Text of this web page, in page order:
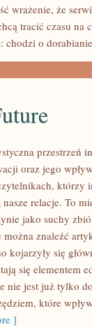
wrażenie, że
tracić czasu na
chodzi o dorabianie
przestrzeń
oraz jego
którzy
relacje. To
jako suchy
można znaleźć
kojarzyły się
się elementem
nie jest już tylko
które
]